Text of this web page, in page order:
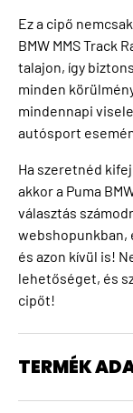
Ez a cipő
BMW MMS Track
talajon, így
minden
mindennapi
autósport
Ha szeretnéd
akkor a Puma
választás
webshopunkban,
és azon kívül is!
lehetőséget, és
cipőt!
TERMÉK